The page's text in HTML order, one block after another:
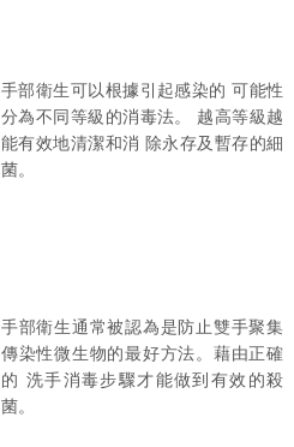
手部衛生可以根據引起感染的 可能性
分為不同等級的消毒法。 越高等級越
能有效地清潔和消 除永存及暫存的細
菌。
手部衛生通常被認為是防止雙手聚集
傳染性微生物的最好方法。藉由正確
的 洗手消毒步驟才能做到有效的殺
菌。